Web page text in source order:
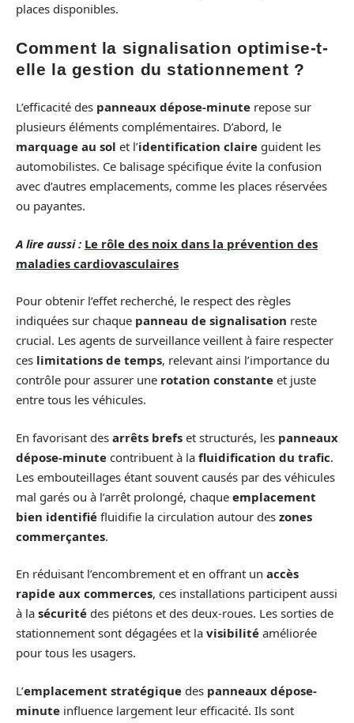
places disponibles.
Comment la signalisation optimise-t-
elle la gestion du stationnement ?
L’efficacité des panneaux dépose-minute repose sur
plusieurs éléments complémentaires. D’abord, le
marquage au sol et l’identification claire guident les
automobilistes. Ce balisage spécifique évite la confusion
avec d’autres emplacements, comme les places réservées
ou payantes.
A lire aussi : Le rôle des noix dans la prévention des
maladies cardiovasculaires
Pour obtenir l’effet recherché, le respect des règles
indiquées sur chaque panneau de signalisation reste
crucial. Les agents de surveillance veillent à faire respecter
ces limitations de temps, relevant ainsi l’importance du
contrôle pour assurer une rotation constante et juste
entre tous les véhicules.
En favorisant des arrêts brefs et structurés, les panneaux
dépose-minute contribuent à la fluidification du trafic.
Les embouteillages étant souvent causés par des véhicules
mal garés ou à l’arrêt prolongé, chaque emplacement
bien identifié fluidifie la circulation autour des zones
commerçantes.
En réduisant l’encombrement et en offrant un accès
rapide aux commerces, ces installations participent aussi
à la sécurité des piétons et des deux-roues. Les sorties de
stationnement sont dégagées et la visibilité améliorée
pour tous les usagers.
L’emplacement stratégique des panneaux dépose-
minute influence largement leur efficacité. Ils sont